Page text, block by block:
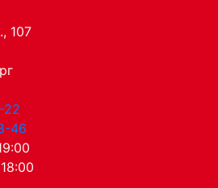
107
22
46